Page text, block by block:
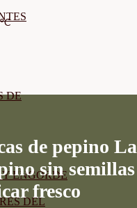
DE
ENGORDE
DEL
de pepino La
sin
fresco